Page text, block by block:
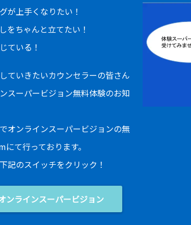
が上手くなりたい！
をちゃんと立てたい！
ている！
ていきたいカウンセラーの皆さん
スーパービジョン無料体験のお知
オンラインスーパービジョンの無
て行っております。
記のスイッチをクリック！
ンラインスーパービジョン